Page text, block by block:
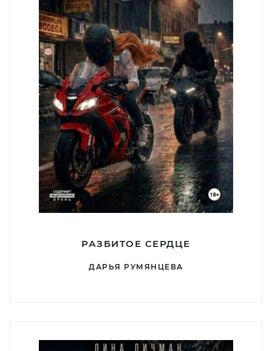
РАЗБИТОЕ СЕРДЦЕ
ДАРЬЯ РУМЯНЦЕВА